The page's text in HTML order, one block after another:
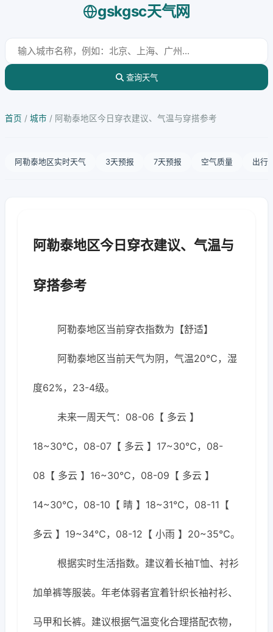
gskgsc天气网
查询天气
首页 / 城市 / 阿勒泰地区今日穿衣建议、气温与穿搭参考
阿勒泰地区实时天气 3天预报 7天预报 空气质量 出行
阿勒泰地区今日穿衣建议、气温与
穿搭参考
阿勒泰地区当前穿衣指数为【舒适】
阿勒泰地区当前天气为阴，气温20℃，湿
度62%，23-4级。
未来一周天气：08-06【 多云 】
18~30℃，08-07【 多云 】17~30℃，08-
08【 多云 】16~30℃，08-09【 多云 】
14~30℃，08-10【 晴 】18~31℃，08-11【
多云 】19~34℃，08-12【 小雨 】20~35℃。
根据实时生活指数。建议着长袖T恤、衬衫
加单裤等服装。年老体弱者宜着针织长袖衬衫、
马甲和长裤。建议根据气温变化合理搭配衣物，